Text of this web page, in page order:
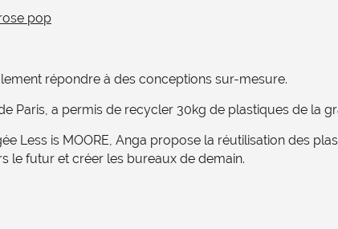
pop
répondre à des conceptions sur-mesure.
Paris, a permis de recycler 30kg de plastiques de la
Less is MOORE, Anga propose la réutilisation des
le futur et créer les bureaux de demain.